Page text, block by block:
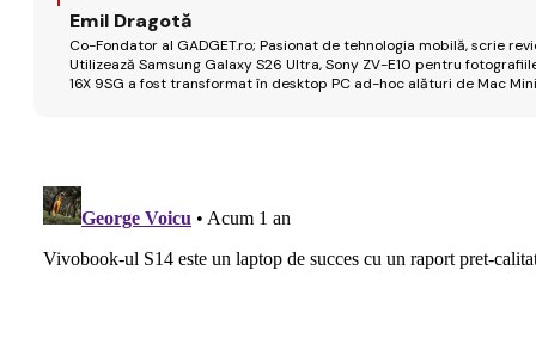
Emil Dragotă
Co-Fondator al GADGET.ro; Pasionat de tehnologia mobilă, scrie
Utilizează Samsung Galaxy S26 Ultra, Sony ZV-E10 pentru
16X 9SG a fost transformat în desktop PC ad-hoc alături de Mac